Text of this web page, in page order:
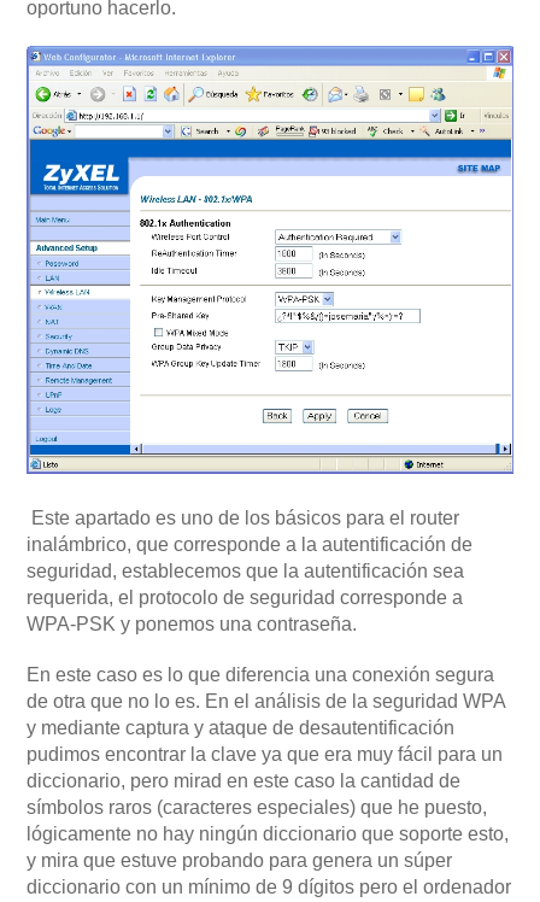
oportuno hacerlo.
Este apartado es uno de los básicos para el router
inalámbrico, que corresponde a la autentificación de
seguridad, establecemos que la autentificación sea
requerida, el protocolo de seguridad corresponde a
WPA-PSK y ponemos una contraseña.
En este caso es lo que diferencia una conexión segura
de otra que no lo es. En el análisis de la seguridad WPA
y mediante captura y ataque de desautentificación
pudimos encontrar la clave ya que era muy fácil para un
diccionario, pero mirad en este caso la cantidad de
símbolos raros (caracteres especiales) que he puesto,
lógicamente no hay ningún diccionario que soporte esto,
y mira que estuve probando para genera un súper
diccionario con un mínimo de 9 dígitos pero el ordenador